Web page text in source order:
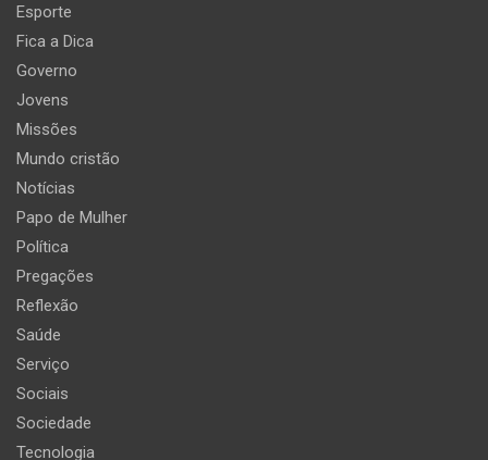
Esporte
Fica a Dica
Governo
Jovens
Missões
Mundo cristão
Notícias
Papo de Mulher
Política
Pregações
Reflexão
Saúde
Serviço
Sociais
Sociedade
Tecnologia